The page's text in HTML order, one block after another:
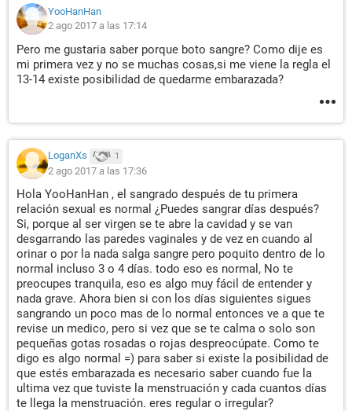
YooHanHan
2 ago 2017 a las 17:14
Pero me gustaria saber porque boto sangre? Como dije es
mi primera vez y no se muchas cosas,si me viene la regla el
13-14 existe posibilidad de quedarme embarazada?
LoganXs 1
2 ago 2017 a las 17:36
Hola YooHanHan , el sangrado después de tu primera
relación sexual es normal ¿Puedes sangrar días después?
Si, porque al ser virgen se te abre la cavidad y se van
desgarrando las paredes vaginales y de vez en cuando al
orinar o por la nada salga sangre pero poquito dentro de lo
normal incluso 3 o 4 días. todo eso es normal, No te
preocupes tranquila, eso es algo muy fácil de entender y
nada grave. Ahora bien si con los días siguientes sigues
sangrando un poco mas de lo normal entonces ve a que te
revise un medico, pero si vez que se te calma o solo son
pequeñas gotas rosadas o rojas despreocúpate. Como te
digo es algo normal =) para saber si existe la posibilidad de
que estés embarazada es necesario saber cuando fue la
ultima vez que tuviste la menstruación y cada cuantos días
te llega la menstruación. eres regular o irregular?